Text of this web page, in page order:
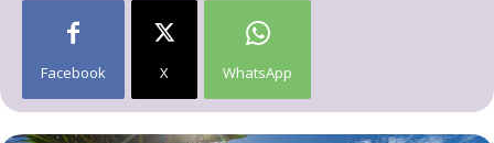
Facebook X WhatsApp